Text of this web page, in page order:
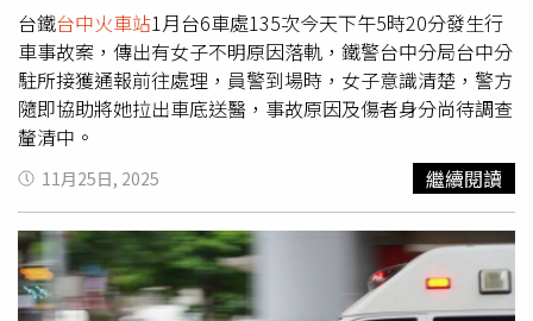
台鐵台中火車站1月台6車處135次今天下午5時20分發生行
車事故案，傳出有女子不明原因落軌，鐵警台中分局台中分
駐所接獲通報前往處理，員警到場時，女子意識清楚，警方
隨即協助將她拉出車底送醫，事故原因及傷者身分尚待調查
釐清中。
11月25日, 2025 繼續閱讀